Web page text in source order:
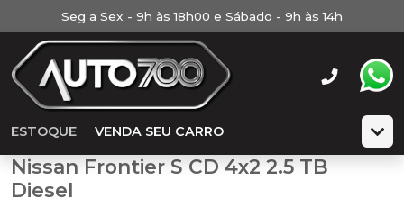
Seg a Sex - 9h às 18h00 e Sábado - 9h às 14h
ESTOQUE VENDA SEU CARRO
Nissan Frontier S CD 4x2 2.5 TB
Diesel